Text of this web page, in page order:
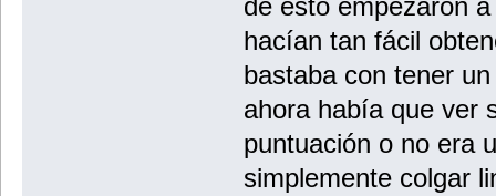
de esto empezaron
hacían tan fácil
bastaba con tener
ahora había que ver
puntuación o no era
simplemente colgar